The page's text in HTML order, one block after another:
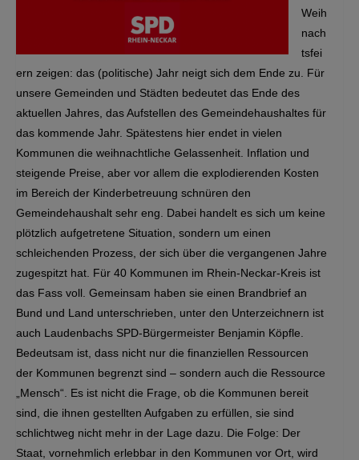
Weih
nach
tsfei
ern zeigen: das (politische) Jahr neigt sich dem Ende zu. Für
unsere Gemeinden und Städten bedeutet das Ende des
aktuellen Jahres, das Aufstellen des Gemeindehaushaltes für
das kommende Jahr. Spätestens hier endet in vielen
Kommunen die weihnachtliche Gelassenheit. Inflation und
steigende Preise, aber vor allem die explodierenden Kosten
im Bereich der Kinderbetreuung schnüren den
Gemeindehaushalt sehr eng. Dabei handelt es sich um keine
plötzlich aufgetretene Situation, sondern um einen
schleichenden Prozess, der sich über die vergangenen Jahre
zugespitzt hat. Für 40 Kommunen im Rhein-Neckar-Kreis ist
das Fass voll. Gemeinsam haben sie einen Brandbrief an
Bund und Land unterschrieben, unter den Unterzeichnern ist
auch Laudenbachs SPD-Bürgermeister Benjamin Köpfle.
Bedeutsam ist, dass nicht nur die finanziellen Ressourcen
der Kommunen begrenzt sind – sondern auch die Ressource
„Mensch“. Es ist nicht die Frage, ob die Kommunen bereit
sind, die ihnen gestellten Aufgaben zu erfüllen, sie sind
schlichtweg nicht mehr in der Lage dazu. Die Folge: Der
Staat, vornehmlich erlebbar in den Kommunen vor Ort, wird